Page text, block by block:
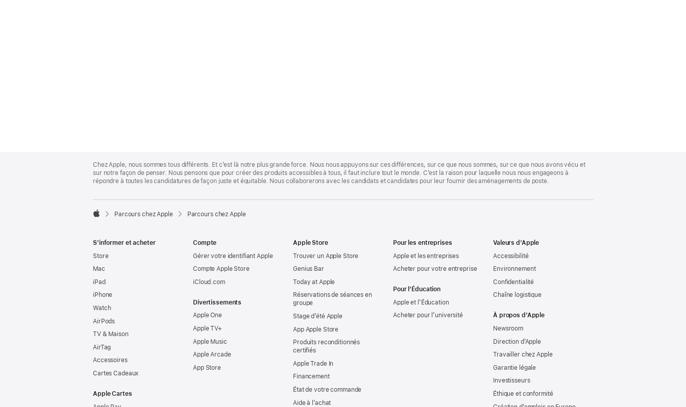
Footer
Chez Apple, nous sommes tous différents. Et c’est là notre plus grande force. Nous nous appuyons sur ces différences, sur ce que nous sommes, sur ce que nous avons vécu et
sur notre façon de penser. Nous pensons que pour créer des produits accessibles à tous, il faut inclure tout le monde. C’est la raison pour laquelle nous nous engageons à
répondre à toutes les candidatures de façon juste et équitable. Nous collaborerons avec les candidats et candidates pour leur fournir des aménagements de poste.

Parcours chez Apple Parcours chez Apple
S’informer et acheter
Store
Mac
iPad
iPhone
Watch
AirPods
TV & Maison
AirTag
Accessoires
Cartes Cadeaux
Apple Cartes
Compte
Gérer votre identifiant Apple
Compte Apple Store
iCloud.com
Divertissements
Apple One
Apple TV+
Apple Music
Apple Arcade
App Store
Apple Store
Trouver un Apple Store
Genius Bar
Today at Apple
Réservations de séances en
groupe
Stage d’été Apple
App Apple Store
Produits reconditionnés
certifiés
Apple Trade In
Financement
État de votre commande
Aide à l’achat
Pour les entreprises
Apple et les entreprises
Acheter pour votre entreprise
Pour l’Éducation
Apple et l’Éducation
Acheter pour l’université
Valeurs d’Apple
Accessibilité
Environnement
Confidentialité
Chaîne logistique
À propos d’Apple
Newsroom
Direction d’Apple
Travailler chez Apple
Garantie légale
Investisseurs
Éthique et conformité